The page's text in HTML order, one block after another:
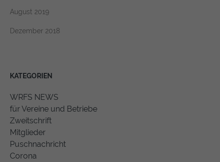
August 2019
Dezember 2018
KATEGORIEN
WRFS NEWS
für Vereine und Betriebe
Zweitschrift
Mitglieder
Puschnachricht
Corona